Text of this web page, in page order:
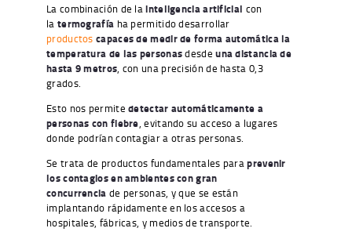
La combinación de lainteligencia artificial con
la termografía ha permitido desarrollar
productos capaces de medir de forma automática la
temperatura de las personasdesdeuna distancia de
hasta 9 metros, con una precisión de hasta 0,3
grados.
Esto nos permitedetectar automáticamente a
personas con fiebre, evitando su acceso a lugares
donde podrían contagiar a otras personas.
Se trata de productos fundamentales paraprevenir
los contagios en ambientes con gran
concurrencia de personas, y que se están
implantando rápidamente en los accesos a
hospitales, fábricas, y medios de transporte.